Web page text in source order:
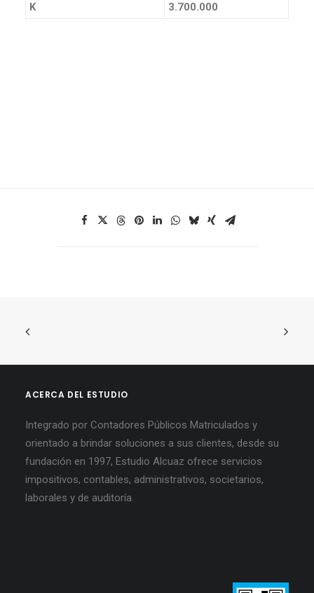
K
3.700.000
ACERCA DEL ESTUDIO
Integrado por Contadores Públicos Matriculados y
orientado a brindar soluciones a sus clientes, desde su
fundación en 1997, Estudio Alcuaz ofrece servicios
impositivos, contables, administrativos, societarios,
laborales y de auditoría.